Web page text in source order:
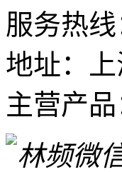
服务热线
地址：
主营产品